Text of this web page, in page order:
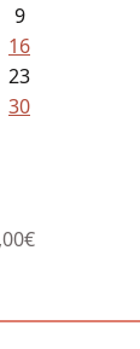
9
16
23
30